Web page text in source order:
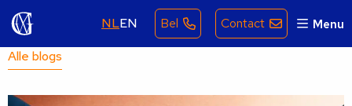
NLEN Bel Contact Menu
Alle blogs